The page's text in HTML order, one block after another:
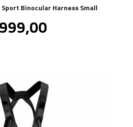
Binocular Harness Small
Pris
999,00